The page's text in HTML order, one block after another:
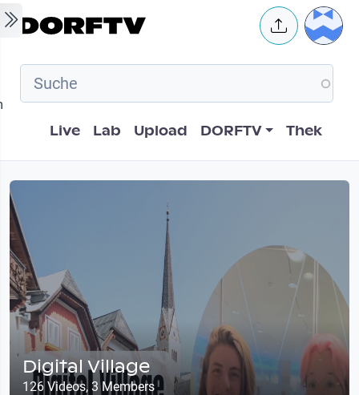
Skip to main content User
Hauptnavigation
Live Lab Upload DORFTV Thek
Digital Village
126 Videos, 3 Members